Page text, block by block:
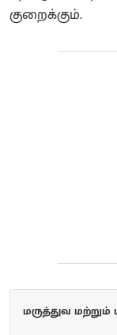
குறைக்கும்.
மருத்துவ மற்றும்